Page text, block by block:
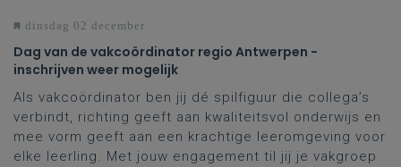
dinsdag 02 december
Dag van de vakcoördinator regio Antwerpen -
inschrijven weer mogelijk
Als vakcoördinator ben jij dé spilfiguur die collega’s
verbindt, richting geeft aan kwaliteitsvol onderwijs en
mee vorm geeft aan een krachtige leeromgeving voor
elke leerling. Met jouw engagement til jij je vakgroep